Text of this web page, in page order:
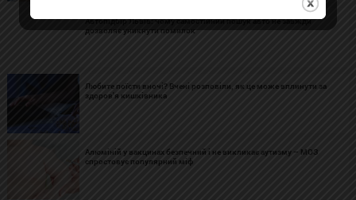
Автопідбір Львів: чому самостійний пошук авто не завжди
дозволяє уникнути помилок
Любите поїсти вночі? Вчені розповіли, як це може вплинути за
здоров'я кишківника
Алюміній у вакцинах безпечний і не викликає аутизму – МОЗ
спростовує популярний міф